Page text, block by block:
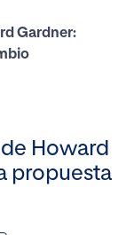
Gardner:
Howard
propuesta